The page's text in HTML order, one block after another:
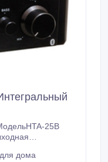
25B
2 x 6N1
дома